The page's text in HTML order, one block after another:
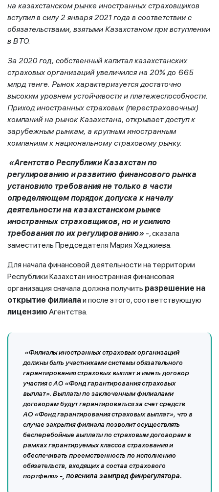
на казахстанском рынке иностранных страховщиков
вступил в силу 2 января 2021 года в соответствии с
обязательствами, взятыми Казахстаном при вступлении
в ВТО.
За 2020 год, собственный капитал казахстанских
страховых организаций увеличился на 20% до 665
млрд тенге. Рынок характеризуется достаточно
высоким уровнем устойчивости и платежеспособности.
Приход иностранных страховых (перестраховочных)
компаний на рынок Казахстана, открывает доступ к
зарубежным рынкам, а крупным иностранным
компаниям к национальному страховому рынку.
«Агентство Республики Казахстан по
регулированию и развитию финансового рынка
установило требования не только в части
определяющем порядок допуска к началу
деятельности на казахстанском рынке
иностранных страховщиков, но и усилило
требования по их регулированию» -, сказала
заместитель Председателя Мария Хаджиева.
Для начала финансовой деятельности на территории
Республики Казахстан иностранная финансовая
организация сначала должна получить разрешение на
открытие филиалаи после этого, соответствующую
лицензиюАгентства.
«Филиалы иностранных страховых организаций
должны быть участниками системы обязательного
гарантирования страховых выплат и иметь договор
участия с АО «Фонд гарантирования страховых
выплат». Выплаты по заключенным филиалами
договорам будут гарантироваться за счет средств
АО «Фонд гарантирования страховых выплат», что в
случае закрытия филиала позволит осуществлять
бесперебойные выплаты по страховым договорам в
рамках гарантируемых классов страхования и
обеспечивать преемственность по исполнению
обязательств, входящих в состав страхового
портфеля» -, пояснила зампред финрегулятора.